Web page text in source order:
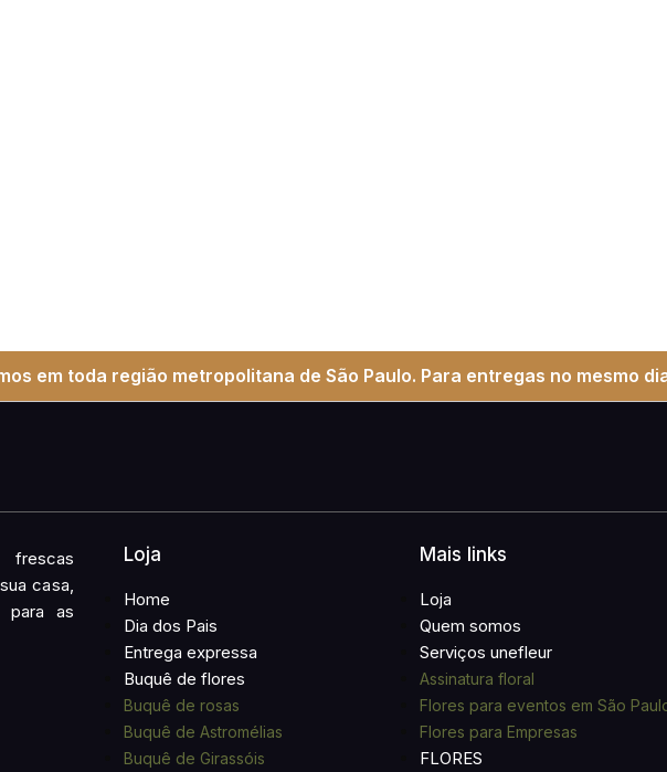
em toda região metropolitana de São Paulo. Para entregas no mesmo
frescas
casa,
para as
Loja
Home
Dia dos Pais
Entrega expressa
Buquê de flores
Buquê de rosas
Buquê de Astromélias
Buquê de Girassóis
Mais links
Loja
Quem somos
Serviços unefleur
Assinatura floral
Flores para eventos em São
Flores para Empresas
FLORES